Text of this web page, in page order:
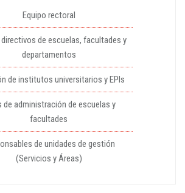
Equipo rectoral
de escuelas, facultades y
departamentos
de institutos universitarios y EPIs
de administración de escuelas y
facultades
de unidades de gestión
(Servicios y Áreas)